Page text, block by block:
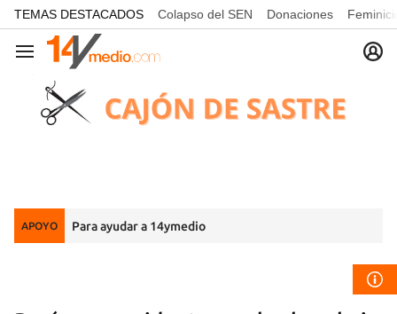
common.go-to-content
TEMAS DESTACADOS Colapso del SEN Donaciones
Navegación
APOYO Para ayudar a 14ymedio